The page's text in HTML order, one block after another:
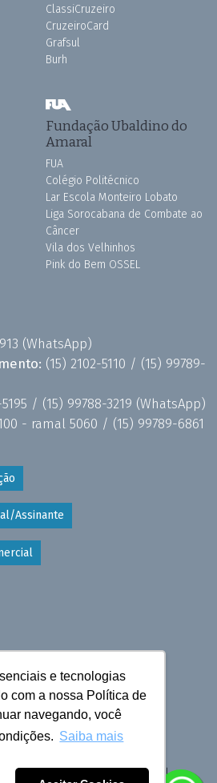
e tecnologias
com a nossa Política de
navegando, você
Saiba mais
ClassiCruzeiro
CruzeiroCard
Grafsul
Burh
Fundação Ubaldino do
Amaral
FUA
Colégio Politécnico
Lar Escola Monteiro Lobato
Liga Sorocabana de Combate ao
Câncer
Vila dos Velhinhos
Pink do Bem OSSEL
(WhatsApp)
(15) 2102-5110 / (15) 99789-
/ (15) 99788-3219 (WhatsApp)
- ramal 5060 / (15) 99789-6861
Assinante
© 2026 Cruzeiro do Sul